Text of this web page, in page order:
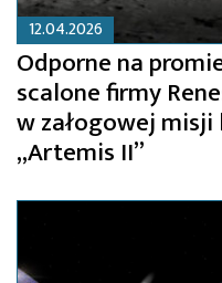
12.04.2026
Odporne na
scalone firmy
w załogowej misji
„Artemis II”